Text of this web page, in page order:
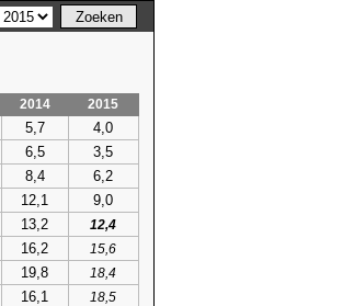
2014
2015
5,7 4,0
6,5 3,5
8,4 6,2
12,1 9,0
13,2
12,4
16,2
15,6
19,8
18,4
16,1
18,5